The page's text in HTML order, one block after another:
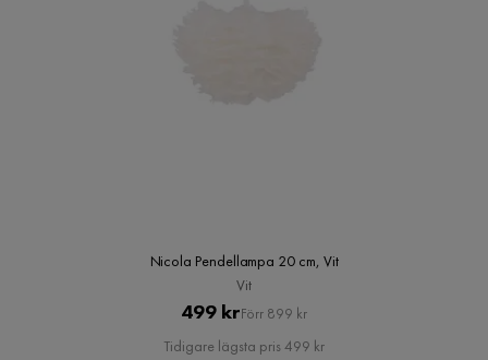
Nicola Pendellampa 20 cm, Vit
Vit
Pris
499 krOriginal
Pris
Förr 899 kr
Tidigare lägsta pris 499 kr